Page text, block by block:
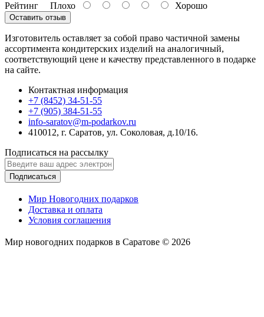
Рейтинг Плохо Хорошо
Оставить отзыв
Изготовитель оставляет за собой право частичной замены
ассортимента кондитерских изделий на аналогичный,
соответствующий цене и качеству представленного в подарке
на сайте.
Контактная информация
+7 (8452) 34-51-55
+7 (905) 384-51-55
info-saratov@m-podarkov.ru
410012, г. Саратов, ул. Соколовая, д.10/16.
Подписаться на рассылку
Подписаться
Мир Новогодних подарков
Доставка и оплата
Условия соглашения
Мир новогодних подарков в Саратове © 2026